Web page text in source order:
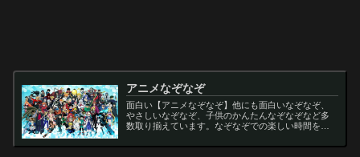
アニメなぞなぞ
面白い【アニメなぞなぞ】他にも面白いなぞなぞ、
やさしいなぞなぞ、子供のかんたんなぞなぞなど多
数取り揃えています。なぞなぞでの楽しい時間をお